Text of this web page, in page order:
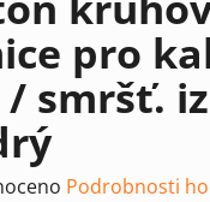
pro
smršť.
Podrobnosti